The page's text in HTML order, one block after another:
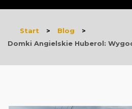
Start > Blog
>
Domki Angielskie Huberol: